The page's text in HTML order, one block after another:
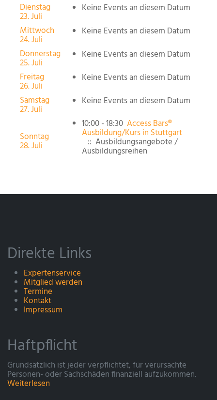
Dienstag
23. Juli
Keine Events an diesem Datum
Mittwoch
24. Juli
Keine Events an diesem Datum
Donnerstag
25. Juli
Keine Events an diesem Datum
Freitag
26. Juli
Keine Events an diesem Datum
Samstag
27. Juli
Keine Events an diesem Datum
Sonntag
28. Juli
10:00 - 18:30 Access Bars®
Ausbildung/Kurs in Stuttgart
:: Ausbildungsangebote /
Ausbildungsreihen
Direkte Links
Expertenservice
Mitglied werden
Termine
Kontakt
Impressum
Haftpflicht
Grundsätzlich ist jeder verpflichtet, für verursachte
Personen- oder Sachschäden finanziell aufzukommen.
Weiterlesen